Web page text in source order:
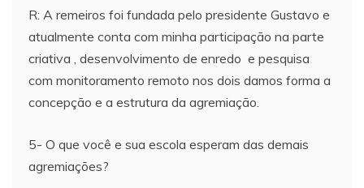
R: A remeiros foi fundada pelo presidente Gustavo e
atualmente conta com minha participação na parte
criativa , desenvolvimento de enredo e pesquisa
com monitoramento remoto nos dois damos forma a
concepção e a estrutura da agremiação.
5- O que você e sua escola esperam das demais
agremiações?